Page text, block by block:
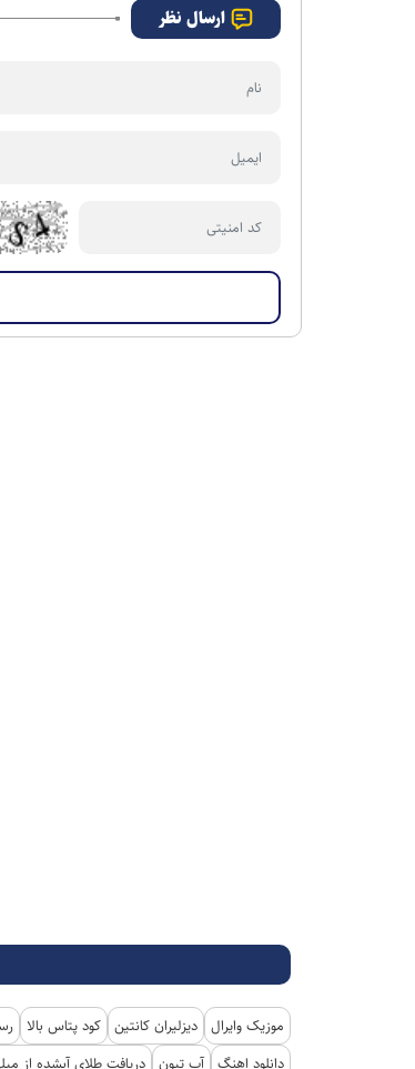
ارسال نظر
موزیک وایرال دیزلیران کانتین کود پتاس بالا
دانلود اهنگ آپ تیون دریافت طلای آبشده از